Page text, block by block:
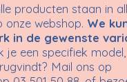
producten staan in
onze webshop. We
in de gewenste
je een specifiek
Mail ons op